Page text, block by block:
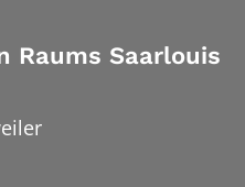
Raums Saarlouis